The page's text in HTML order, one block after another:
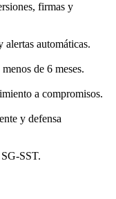
firmas y
automáticas.
de 6 meses.
a compromisos.
y defensa
SST.